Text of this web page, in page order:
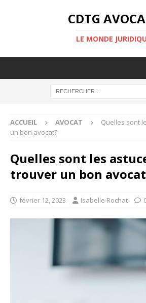
CDTG
LE MONDE
ACCUEIL AVOCAT
Quelles sont
un bon avocat?
Quelles sont les
trouver un bon
février 12, 2023 Isabelle Rochat